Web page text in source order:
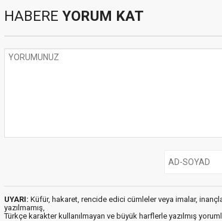
HABERE YORUM KAT
UYARI: Küfür, hakaret, rencide edici cümleler veya imalar,
yazılmamış,
Türkçe karakter kullanılmayan ve büyük harflerle yazılmış